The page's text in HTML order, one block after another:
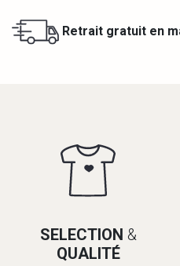
Retrait gratuit en
SELECTION &
QUALITÉ